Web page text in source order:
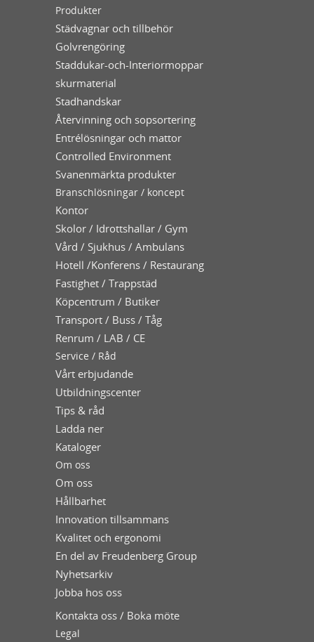
Produkter
Städvagnar och tillbehör
Golvrengöring
Staddukar-och-Interiormoppar
skurmaterial
Stadhandskar
Återvinning och sopsortering
Entrélösningar och mattor
Controlled Environment
Svanenmärkta produkter
Branschlösningar / koncept
Kontor
Skolor / Idrottshallar / Gym
Vård / Sjukhus / Ambulans
Hotell /Konferens / Restaurang
Fastighet / Trappstäd
Köpcentrum / Butiker
Transport / Buss / Tåg
Renrum / LAB / CE
Service / Råd
Vårt erbjudande
Utbildningscenter
Tips & råd
Ladda ner
Kataloger
Om oss
Om oss
Hållbarhet
Innovation tillsammans
Kvalitet och ergonomi
En del av Freudenberg Group
Nyhetsarkiv
Jobba hos oss
Kontakta oss / Boka möte
Legal